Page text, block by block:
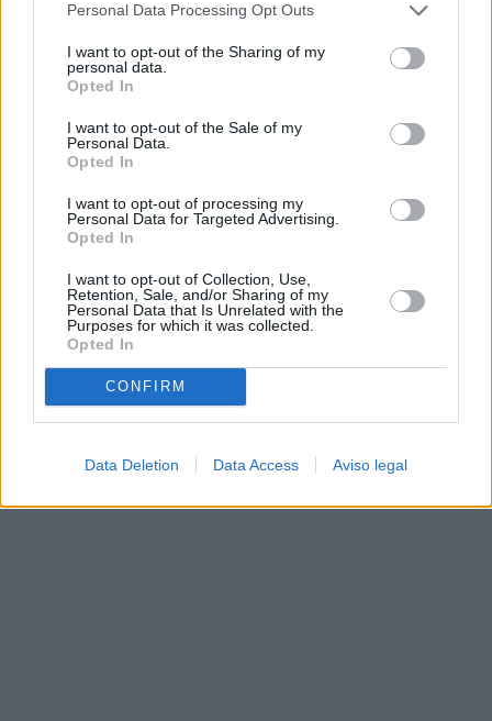
negar su consentimiento. Tenga en cuenta que algún
de su consentimiento, pero usted tiene el derecho de
rechazar tal procesamiento. Sus preferencias se aplicarán
cualquier momento entrando de nuevo en este sitio web o
visitando nuestra política de privacidad.
Personal Data Processing Opt Outs
I want to opt-out of the Sharing of my
personal data.
Opted In
I want to opt-out of the Sale of my
Personal Data.
Opted In
I want to opt-out of processing my
Personal Data for Targeted Advertising.
Opted In
I want to opt-out of Collection, Use,
Retention, Sale, and/or Sharing of my
Personal Data that Is Unrelated with the
Purposes for which it was collected.
Opted In
CONFIRM
Data Deletion Data Access Aviso legal